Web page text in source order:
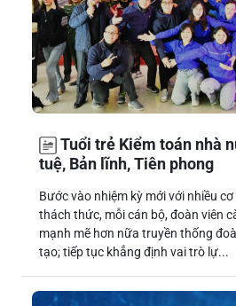
Tuổi trẻ Kiểm toán nhà
tuệ, Bản lĩnh, Tiên phong
Bước vào nhiệm kỳ mới với nhiều
thách thức, mỗi cán bộ, đoàn viên
mạnh mẽ hơn nữa truyền thống
tạo; tiếp tục khẳng định vai trò lự...